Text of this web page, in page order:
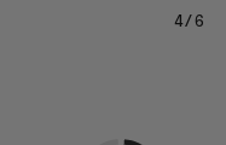
4/6